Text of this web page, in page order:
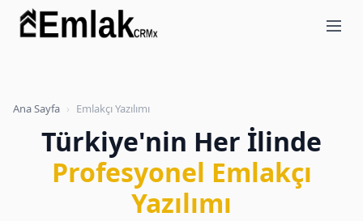
Ana Sayfa › Emlakçı Yazılımı
Türkiye'nin Her İlinde
Profesyonel Emlakçı
Yazılımı